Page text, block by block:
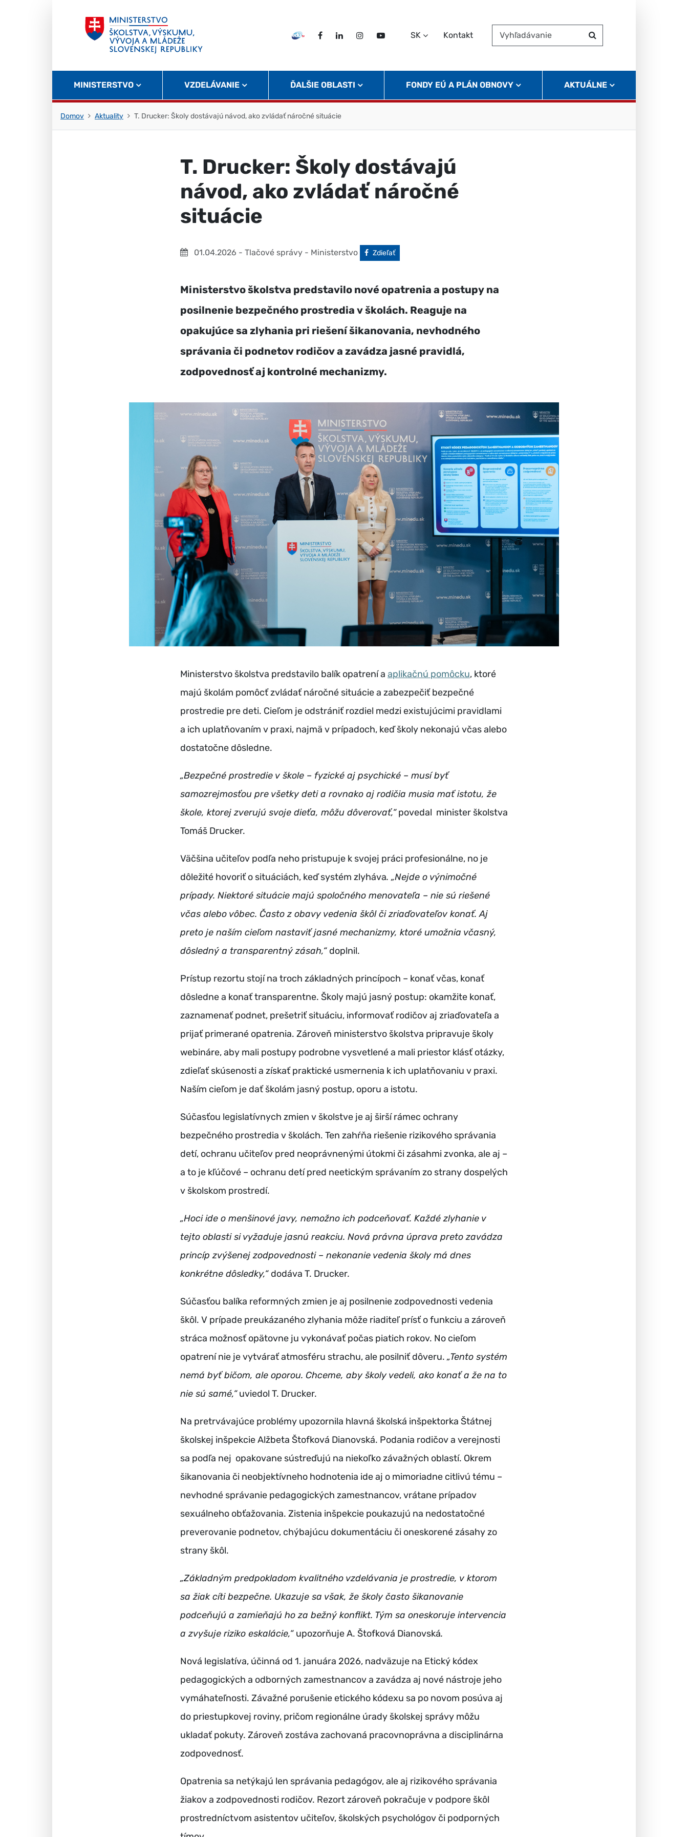
EDU TVFacebookLinkedInInstagram
Twitter
SK Kontakt
Vyhľadávanie
Hľadať
MINISTERSTVO VZDELÁVANIE ĎALŠIE OBLASTI FONDY EÚ A PLÁN OBNOVY AKTUÁLNE
Domov Aktuality T. Drucker: Školy dostávajú návod, ako zvládať náročné situácie
T. Drucker: Školy dostávajú
návod, ako zvládať náročné
situácie
01.04.2026 - Tlačové správy - Ministerstvo Facebook
Zdieľať
Ministerstvo školstva predstavilo nové opatrenia a postupy na
posilnenie bezpečného prostredia v školách. Reaguje na
opakujúce sa zlyhania pri riešení šikanovania, nevhodného
správania či podnetov rodičov a zavádza jasné pravidlá,
zodpovednosť aj kontrolné mechanizmy.
Ministerstvo školstva predstavilo balík opatrení a aplikačnú pomôcku, ktoré
majú školám pomôcť zvládať náročné situácie a zabezpečiť bezpečné
prostredie pre deti. Cieľom je odstrániť rozdiel medzi existujúcimi pravidlami
a ich uplatňovaním v praxi, najmä v prípadoch, keď školy nekonajú včas alebo
dostatočne dôsledne.
„Bezpečné prostredie v škole – fyzické aj psychické – musí byť
samozrejmosťou pre všetky deti a rovnako aj rodičia musia mať istotu, že
škole, ktorej zverujú svoje dieťa, môžu dôverovať,“povedal minister školstva
Tomáš Drucker.
Väčšina učiteľov podľa neho pristupuje k svojej práci profesionálne, no je
dôležité hovoriť o situáciách, keď systém zlyháva. „Nejde o výnimočné
prípady. Niektoré situácie majú spoločného menovateľa – nie sú riešené
včas alebo vôbec. Často z obavy vedenia škôl či zriaďovateľov konať. Aj
preto je naším cieľom nastaviť jasné mechanizmy, ktoré umožnia včasný,
dôsledný a transparentný zásah,“ doplnil.
Prístup rezortu stojí na troch základných princípoch – konať včas, konať
dôsledne a konať transparentne. Školy majú jasný postup: okamžite konať,
zaznamenať podnet, prešetriť situáciu, informovať rodičov aj zriaďovateľa a
prijať primerané opatrenia. Zároveň ministerstvo školstva pripravuje školy
webináre, aby mali postupy podrobne vysvetlené a mali priestor klásť otázky,
zdieľať skúsenosti a získať praktické usmernenia k ich uplatňovaniu v praxi.
Naším cieľom je dať školám jasný postup, oporu a istotu.
Súčasťou legislatívnych zmien v školstve je aj širší rámec ochrany
bezpečného prostredia v školách. Ten zahŕňa riešenie rizikového správania
detí, ochranu učiteľov pred neoprávnenými útokmi či zásahmi zvonka, ale aj –
a to je kľúčové – ochranu detí pred neetickým správaním zo strany dospelých
v školskom prostredí.
„Hoci ide o menšinové javy, nemožno ich podceňovať. Každé zlyhanie v
tejto oblasti si vyžaduje jasnú reakciu. Nová právna úprava preto zavádza
princíp zvýšenej zodpovednosti – nekonanie vedenia školy má dnes
konkrétne dôsledky,“ dodáva T. Drucker.
Súčasťou balíka reformných zmien je aj posilnenie zodpovednosti vedenia
škôl. V prípade preukázaného zlyhania môže riaditeľ prísť o funkciu a zároveň
stráca možnosť opätovne ju vykonávať počas piatich rokov. No cieľom
opatrení nie je vytvárať atmosféru strachu, ale posilniť dôveru. „Tento systém
nemá byť bičom, ale oporou. Chceme, aby školy vedeli, ako konať a že na to
nie sú samé,“uviedol T. Drucker.
Na pretrvávajúce problémy upozornila hlavná školská inšpektorka Štátnej
školskej inšpekcie Alžbeta Štofková Dianovská. Podania rodičov a verejnosti
sa podľa nej opakovane sústreďujú na niekoľko závažných oblastí. Okrem
šikanovania či neobjektívneho hodnotenia ide aj o mimoriadne citlivú tému –
nevhodné správanie pedagogických zamestnancov, vrátane prípadov
sexuálneho obťažovania. Zistenia inšpekcie poukazujú na nedostatočné
preverovanie podnetov, chýbajúcu dokumentáciu či oneskorené zásahy zo
strany škôl.
„Základným predpokladom kvalitného vzdelávania je prostredie, v ktorom
sa žiak cíti bezpečne. Ukazuje sa však, že školy často šikanovanie
podceňujú a zamieňajú ho za bežný konflikt. Tým sa oneskoruje intervencia
a zvyšuje riziko eskalácie,“ upozorňuje A. Štofková Dianovská.
Nová legislatíva, účinná od 1. januára 2026, nadväzuje na Etický kódex
pedagogických a odborných zamestnancov a zavádza aj nové nástroje jeho
vymáhateľnosti. Závažné porušenie etického kódexu sa po novom posúva aj
do priestupkovej roviny, pričom regionálne úrady školskej správy môžu
ukladať pokuty. Zároveň zostáva zachovaná pracovnoprávna a disciplinárna
zodpovednosť.
Opatrenia sa netýkajú len správania pedagógov, ale aj rizikového správania
žiakov a zodpovednosti rodičov. Rezort zároveň pokračuje v podpore škôl
prostredníctvom asistentov učiteľov, školských psychológov či podporných